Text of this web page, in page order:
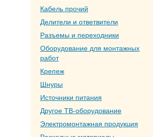
Кабель прочий
Делители и ответвители
Разъемы и переходники
Оборудование для монтажных
работ
Крепеж
Шнуры
Источники питания
Другое ТВ-оборудование
Электромонтажная продукция